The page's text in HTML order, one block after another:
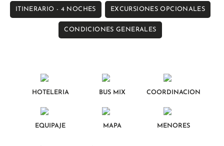
ITINERARIO - 4 NOCHES EXCURSIONES OPCIONALES
CONDICIONES GENERALES
HOTELERIA BUS MIX COORDINACION
EQUIPAJE MAPA MENORES